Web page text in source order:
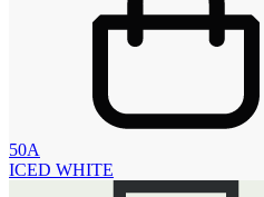
50A
ICED WHITE